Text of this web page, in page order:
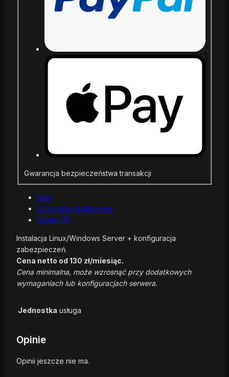
Gwarancja bezpieczeństwa transakcji
Opis
Informacje dodatkowe
Opinie (0)
Instalacja Linux/Windows Server + konfiguracja
zabezpieczeń.
Cena netto od 130 zł/miesiąc.
Cena minimalna, może wzrosnąć przy dodatkowych
wymaganiach lub konfiguracjach serwera.
Jednostka usługa
Opinie
Opinii jeszcze nie ma.